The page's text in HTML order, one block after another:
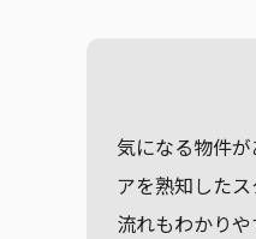
気になる物件
アを熟知した
流れもわかり